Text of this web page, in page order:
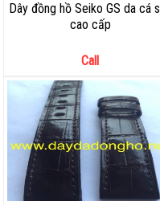
Dây đồng hồ Seiko GS da cá
cao cấp
Call